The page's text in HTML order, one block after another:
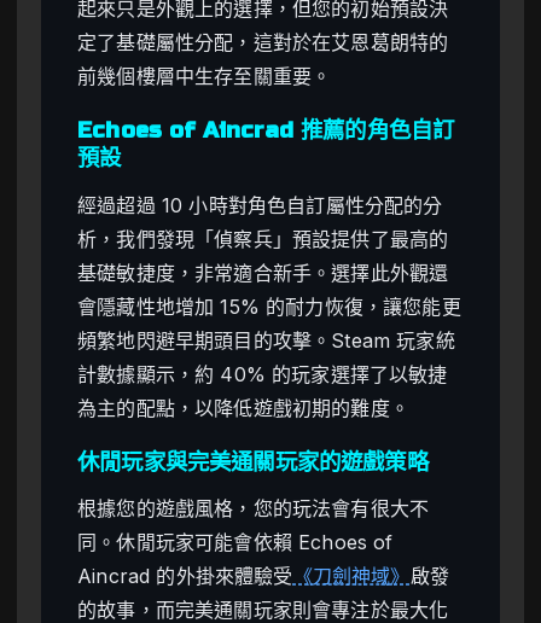
起來只是外觀上的選擇，但您的初始預設決
定了基礎屬性分配，這對於在艾恩葛朗特的
前幾個樓層中生存至關重要。
Echoes of Aincrad 推薦的角色自訂
預設
經過超過 10 小時對角色自訂屬性分配的分
析，我們發現「偵察兵」預設提供了最高的
基礎敏捷度，非常適合新手。選擇此外觀還
會隱藏性地增加 15% 的耐力恢復，讓您能更
頻繁地閃避早期頭目的攻擊。Steam 玩家統
計數據顯示，約 40% 的玩家選擇了以敏捷
為主的配點，以降低遊戲初期的難度。
休閒玩家與完美通關玩家的遊戲策略
根據您的遊戲風格，您的玩法會有很大不
同。休閒玩家可能會依賴 Echoes of
Aincrad 的外掛來體驗受 《刀劍神域》 啟發
的故事，而完美通關玩家則會專注於最大化